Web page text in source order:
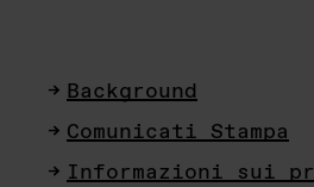
Background
Comunicati Stampa
Informazioni sui